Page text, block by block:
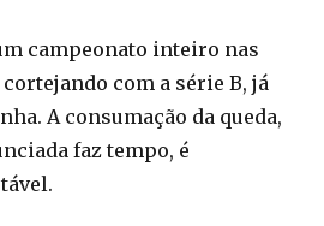
campeonato inteiro nas
com a série B, já
A consumação da queda,
faz tempo, é